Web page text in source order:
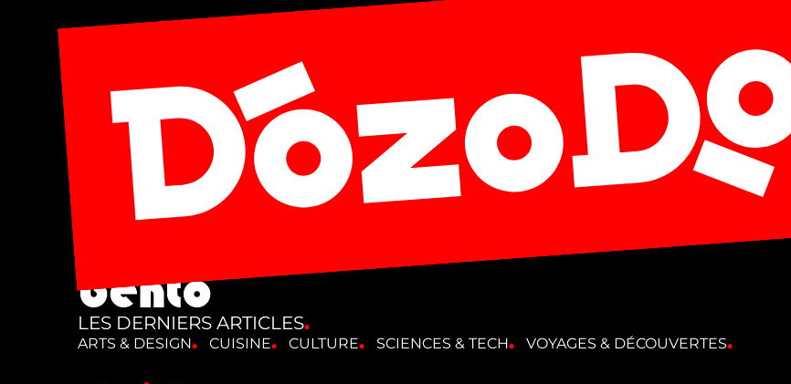
LES DERNIERS ARTICLES
ARTS & DESIGN CUISINE CULTURE SCIENCES & TECH VOYAGES & DÉCOUVERTES